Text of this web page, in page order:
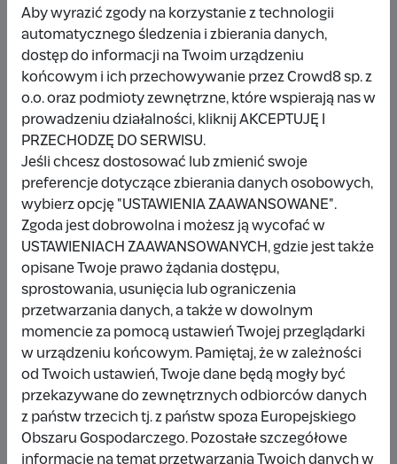
Wpłacający/a
Wpłata anonimowa
10 zł miesiąc temu
Damianbloque Wordpress
1 zł 7 miesięcy temu
Wpłata anonimowa
10 zł rok temu
Wpłata anonimowa
10 zł rok temu
Aby wyrazić zgody na korzystanie z technologii
automatycznego śledzenia i zbierania danych,
dostęp do informacji na Twoim urządzeniu
końcowym i ich przechowywanie przez Crowd8 sp. z
o.o. oraz podmioty zewnętrzne, które wspierają nas w
prowadzeniu działalności, kliknij AKCEPTUJĘ I
PRZECHODZĘ DO SERWISU.
Jeśli chcesz dostosować lub zmienić swoje
preferencje dotyczące zbierania danych osobowych,
wybierz opcję "USTAWIENIA ZAAWANSOWANE".
Zgoda jest dobrowolna i możesz ją wycofać w
USTAWIENIACH ZAAWANSOWANYCH, gdzie jest także
opisane Twoje prawo żądania dostępu,
sprostowania, usunięcia lub ograniczenia
przetwarzania danych, a także w dowolnym
momencie za pomocą ustawień Twojej przeglądarki
w urządzeniu końcowym. Pamiętaj, że w zależności
od Twoich ustawień, Twoje dane będą mogły być
przekazywane do zewnętrznych odbiorców danych
z państw trzecich tj. z państw spoza Europejskiego
Obszaru Gospodarczego. Pozostałe szczegółowe
informacje na temat przetwarzania Twoich danych w